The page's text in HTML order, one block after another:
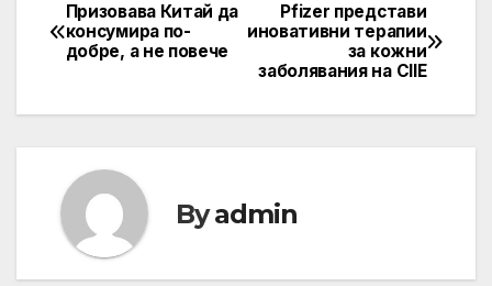
Post
navigation
Pfizer представи
иновативни терапии
за кожни
заболявания на CIIE
Призовава Китай да
консумира по-
добре, а не повече
Byadmin